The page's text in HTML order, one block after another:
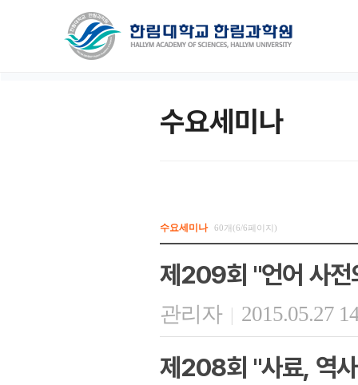
수요세미나
수요세미나 60개(6/6페이지)
제209회 "언어 사전
관리자 | 2015.05.27
제208회 "사료, 역